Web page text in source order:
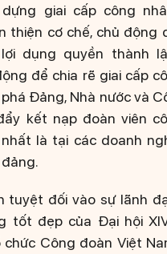
giai cấp công
thiện cơ chế, chủ động
dụng quyền thành
để chia rẽ giai cấp
Đảng, Nhà nước và
kết nạp đoàn viên
là tại các doanh
tuyệt đối vào sự lãnh
tốt đẹp của Đại hội
Công đoàn Việt